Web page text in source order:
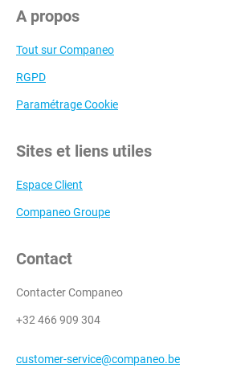
A propos
Tout sur Companeo
RGPD
Paramétrage Cookie
Sites et liens utiles
Espace Client
Companeo Groupe
Contact
Contacter Companeo
+32 466 909 304
customer-service@companeo.be